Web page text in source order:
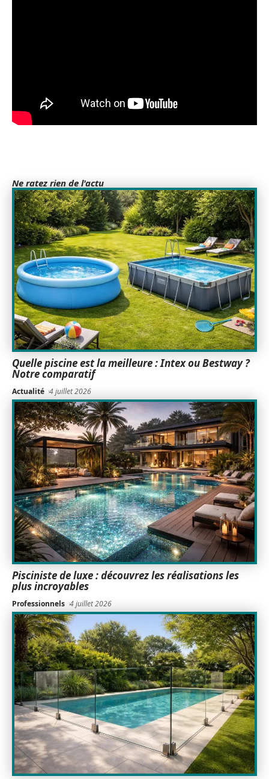
Ne ratez rien de l'actu
Quelle piscine est la meilleure : Intex ou Bestway ?
Notre comparatif
Actualité 4 juillet 2026
Pisciniste de luxe : découvrez les réalisations les
plus incroyables
Professionnels 4 juillet 2026